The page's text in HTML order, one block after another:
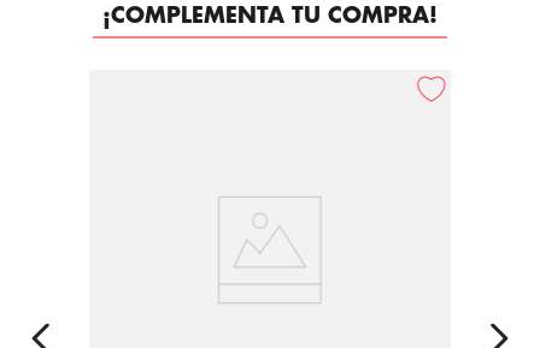
¡COMPLEMENTA TU COMPRA!